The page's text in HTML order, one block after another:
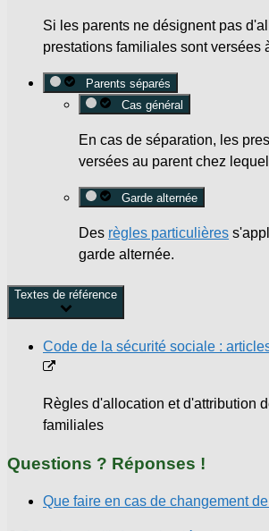
Si les parents ne désignent pas
prestations familiales sont versées
Parents séparés
Cas général
En cas de séparation, les
versées au parent chez
Garde alternée
Des règles particulières
garde alternée.
Textes de référence
Code de la sécurité sociale :
Règles d'allocation et d'attribution
familiales
Questions ? Réponses !
Que faire en cas de changement